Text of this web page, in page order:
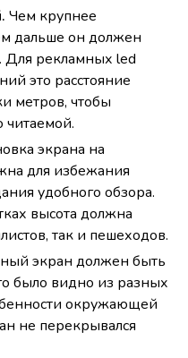
Чем крупнее
дальше он должен
Для рекламных led
это расстояние
метров, чтобы
экрана на
для избежания
удобного обзора.
высота должна
так и пешеходов.
экран должен быть
было видно из разных
окружающей
не перекрывался